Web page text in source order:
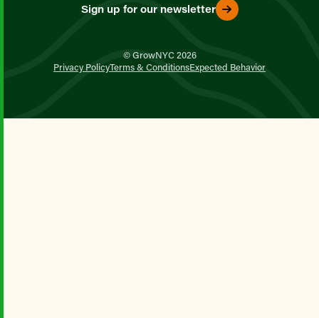
Sign up for our newsletter
© GrowNYC 2026
Privacy PolicyTerms & ConditionsExpected Behavior